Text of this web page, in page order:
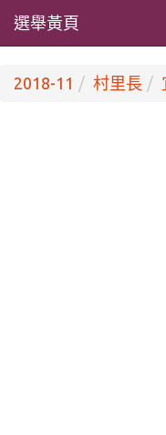
選舉黃頁
2018-11 村里長